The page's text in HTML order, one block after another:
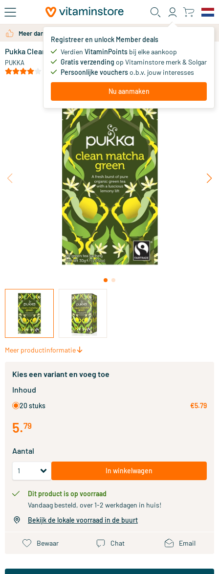
Ga naar de hoofdinhoud
Registreer en unlock Member deals
Verdien VitaminPoints bij elke aankoop
Gratis verzending op Vitaminstore merk & Solgar
Persoonlijke voucherso.b.v. jouw interesses
Nu aanmaken
Meer dan 325.000 tevreden klanten per jaar
Pukka Clean Matcha Green Tea
PUKKA
5.
Meer productinformatie
Kies een variant en voeg toe
Inhoud
20 stuks €5.79
5.79
Aantal
In winkelwagen
Dit product is op voorraad
Vandaag besteld, over 1-2 werkdagen in huis!
Bekijk de lokale voorraad in de buurt
Bewaar Chat Email